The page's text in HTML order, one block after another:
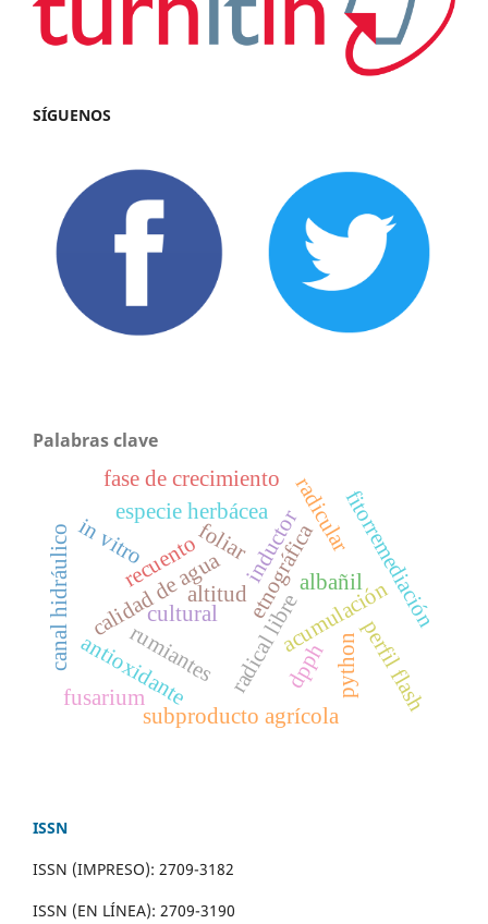
SÍGUENOS
Palabras clave
calidad de agua acumulación
etnográfica
cultural
albañil
radicular
foliar
especie herbácea fitorremediación
radical libredpph
antioxidante
altitud
recuento
perfil flash
rumiantes
subproducto agrícola
fase de crecimiento
in vitro inductor
fusarium python
canal hidráulico
ISSN
ISSN (IMPRESO): 2709-3182
ISSN (EN LÍNEA): 2709-3190